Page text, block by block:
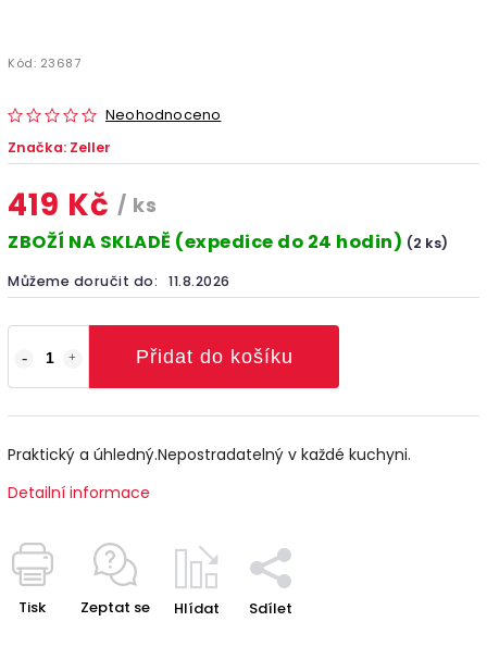
Kód: 23687
Neohodnoceno
Značka: Zeller
419 Kč / ks
ZBOŽÍ NA SKLADĚ (expedice do 24 hodin) (2 ks)
Můžeme doručit do: 11.8.2026
Přidat do košíku
Praktický a úhledný.Nepostradatelný v každé kuchyni.
Detailní informace
Tisk Zeptat se Hlídat Sdílet